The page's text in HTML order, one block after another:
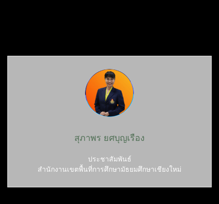
สุภาพร ยศบุญเรือง
ประชาสัมพันธ์
สำนักงานเขตพื้นที่การศึกษามัธยมศึกษาเชียงใหม่